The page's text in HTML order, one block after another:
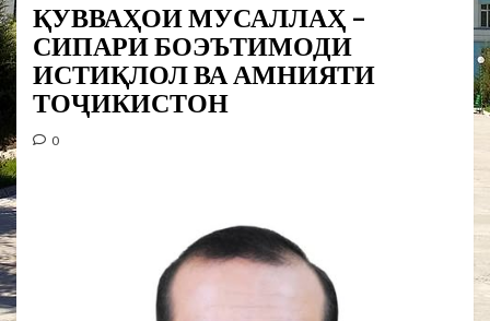
ҚУВВАҲОИ МУСАЛЛАҲ –
СИПАРИ БОЭЪТИМОДИ
ИСТИҚЛОЛ ВА АМНИЯТИ
ТОҶИКИСТОН
0